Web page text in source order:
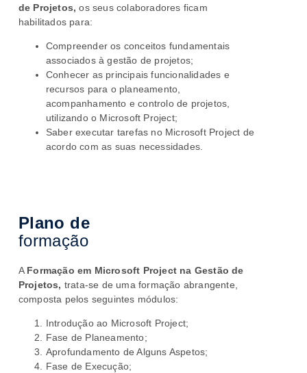
de Projetos, os seus colaboradores ficam
habilitados para:
Compreender os conceitos fundamentais
associados à gestão de projetos;
Conhecer as principais funcionalidades e
recursos para o planeamento,
acompanhamento e controlo de projetos,
utilizando o Microsoft Project;
Saber executar tarefas no Microsoft Project de
acordo com as suas necessidades.
Plano de
formação
A Formação em Microsoft Project na Gestão de
Projetos, trata-se de uma formação abrangente,
composta pelos seguintes módulos:
Introdução ao Microsoft Project;
Fase de Planeamento;
Aprofundamento de Alguns Aspetos;
Fase de Execução;